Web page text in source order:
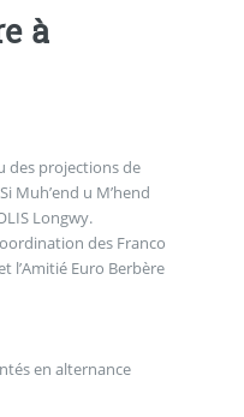
à
des projections de
Muh’end u M’hend
Longwy.
des Franco
l’Amitié Euro Berbère
en alternance